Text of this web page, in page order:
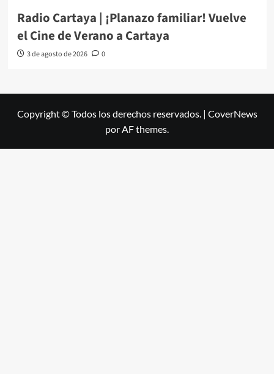
Radio Cartaya | ¡Planazo familiar! Vuelve
el Cine de Verano a Cartaya
3 de agosto de 2026 0
Copyright © Todos los derechos reservados. | CoverNews
por AF themes.